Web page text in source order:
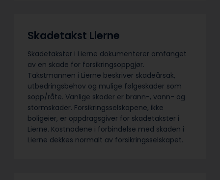
Skadetakst Lierne
Skadetakster i Lierne dokumenterer omfanget
av en skade for forsikringsoppgjør.
Takstmannen i Lierne beskriver skadeårsak,
utbedringsbehov og mulige følgeskader som
sopp/råte. Vanlige skader er brann-, vann- og
stormskader. Forsikringsselskapene, ikke
boligeier, er oppdragsgiver for skadetakster i
Lierne. Kostnadene i forbindelse med skaden i
Lierne dekkes normalt av forsikringsselskapet.